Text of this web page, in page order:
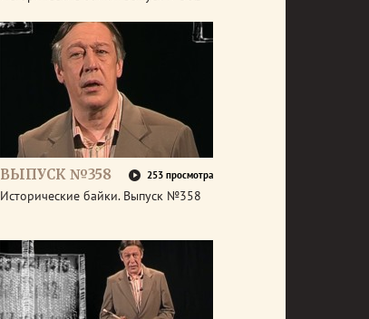
ВЫПУСК №358 253 просмотра
Исторические байки. Выпуск №358